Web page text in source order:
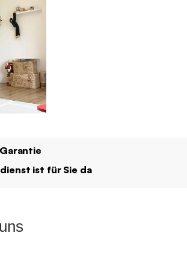
ist für Sie da